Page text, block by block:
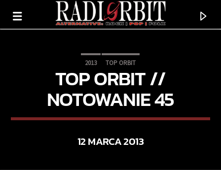
2013 TOP ORBIT
TOP ORBIT //
NOTOWANIE 45
12 MARCA 2013